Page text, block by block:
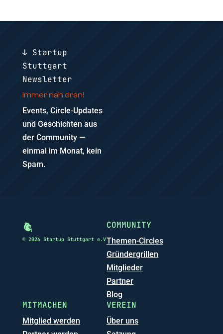
↓ Startup
Stuttgart
Newsletter
Immer nah dran!
Events, Circle-Updates
und Geschichten aus
der Community —
einmal im Monat, kein
Spam.
© 2026 Startup Stuttgart e.V
COMMUNITY
Themen-Circles
Gründergrillen
Mitglieder
Partner
Blog
MITMACHEN
Mitglied werden
VEREIN
Über uns